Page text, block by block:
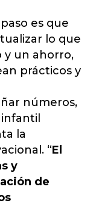
es que
lo que
y un ahorro,
prácticos y
números,
la
“El
y
de